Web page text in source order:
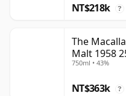
NT$218k ?
The
Malt 1958
750ml • 43%
NT$363k ?